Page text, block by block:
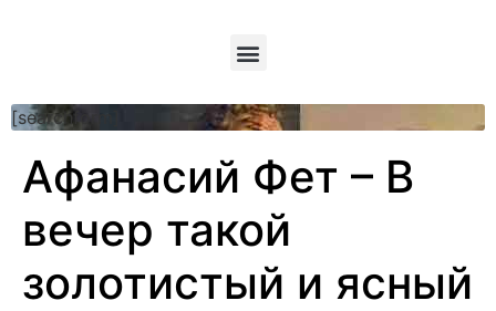
[searchform]
Афанасий Фет – В
вечер такой
золотистый и ясный